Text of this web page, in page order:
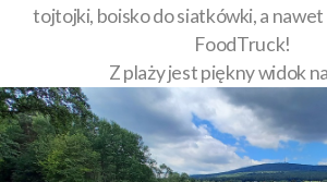
tojtojki, boisko do siatkówki, a
FoodTruck!
Z plaży jest piękny widok